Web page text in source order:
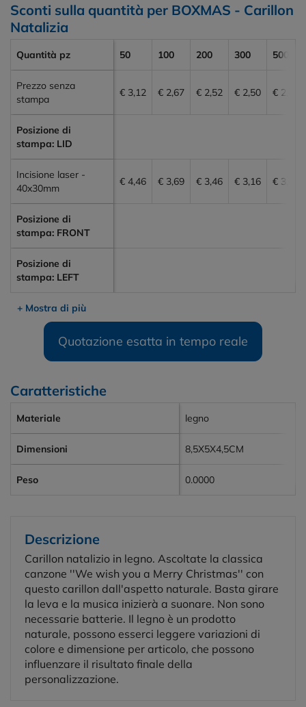
Sconti sulla quantità per BOXMAS - Carillon
Natalizia
Quantità pz 50 100 200 300 500
Prezzo senza
stampa
€ 3,12 € 2,67 € 2,52 € 2,50 € 2,48
Posizione di
stampa: LID
Incisione laser -
40x30mm
€ 4,46 € 3,69 € 3,46 € 3,16 € 3,10
Posizione di
stampa: FRONT
Posizione di
stampa: LEFT
+ Mostra di più
Quotazione esatta in tempo reale
Caratteristiche
Materiale legno
Dimensioni 8,5X5X4,5CM
Peso 0.0000
Descrizione
Carillon natalizio in legno. Ascoltate la classica
canzone ''We wish you a Merry Christmas'' con
questo carillon dall'aspetto naturale. Basta girare
la leva e la musica inizierà a suonare. Non sono
necessarie batterie. Il legno è un prodotto
naturale, possono esserci leggere variazioni di
colore e dimensione per articolo, che possono
influenzare il risultato finale della
personalizzazione.